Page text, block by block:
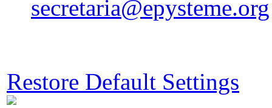
secretaria@epysteme.org
Restore Default Settings